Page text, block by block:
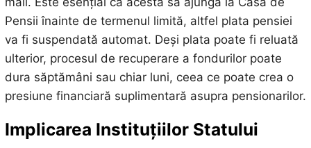
Pensii înainte de termenul limită, altfel plata pensiei
va fi suspendată automat. Deși plata poate fi reluată
ulterior, procesul de recuperare a fondurilor poate
dura săptămâni sau chiar luni, ceea ce poate crea o
presiune financiară suplimentară asupra pensionarilor.
Implicarea Instituțiilor Statului